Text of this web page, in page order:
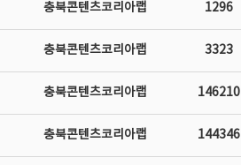
충북콘텐츠코리아랩 1296
충북콘텐츠코리아랩 3323
충북콘텐츠코리아랩 146210
충북콘텐츠코리아랩 144346